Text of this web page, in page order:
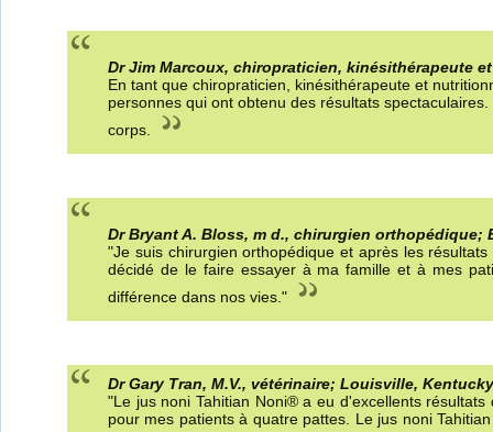
Dr Jim Marcoux, chiropraticien, kinésithérapeute
En tant que chiropraticien, kinésithérapeute et
personnes qui ont obtenu des résultats
corps.
Dr Bryant A. Bloss, m d., chirurgien orthopédique;
"Je suis chirurgien orthopédique et après les
décidé de le faire essayer à ma famille et à mes
différence dans nos vies."
Dr Gary Tran, M.V., vétérinaire; Louisville, Kentucky
"Le jus noni Tahitian Noni® a eu d'excellents
pour mes patients à quatre pattes. Le jus noni